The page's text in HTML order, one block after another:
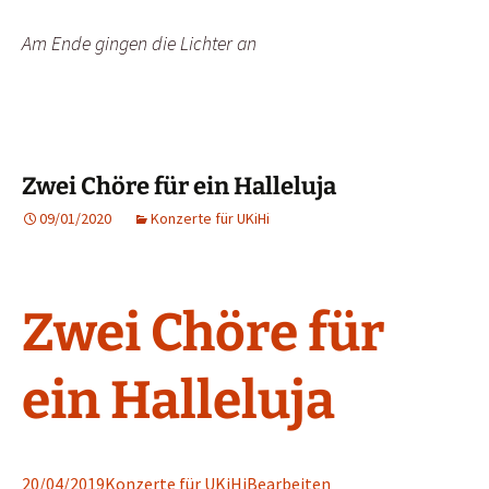
Am Ende gingen die Lichter an
Zwei Chöre für ein Halleluja
09/01/2020 Konzerte für UKiHi
Zwei Chöre für
ein Halleluja
20/04/2019Konzerte für UKiHiBearbeiten